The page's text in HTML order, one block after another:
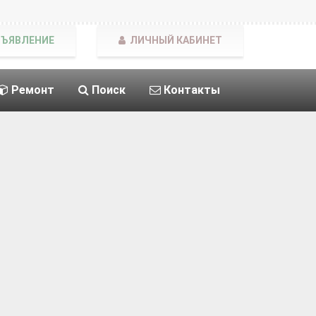
Ремонт Поиск Контакты
ЛИЧНЫЙ КАБИНЕТ